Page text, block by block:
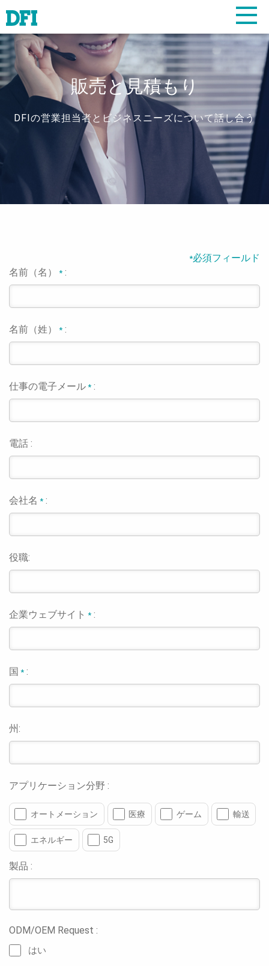
販売と見積もり
DFIの営業担当者とビジネスニーズについて話し合う
*必須フィールド
名前（名）* :
名前（姓）* :
仕事の電子メール* :
電話 :
会社名* :
役職:
企業ウェブサイト* :
国* :
州:
アプリケーション分野 :
オートメーション 医療 ゲーム 輸送
エネルギー 5G
製品 :
ODM/OEM Request :
はい